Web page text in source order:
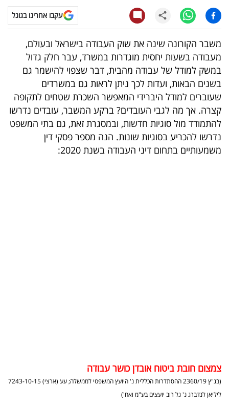
טלוויזיה
עסקי
ספורט
קריירה
ולימודים
מינויים
רייטינג
40
UNDER
עקבו אחרינו בגוגל
משבר הקורונה שינה את שוק העבודה בישראל ובעולם,
מעבודה בשעות יחסית מוגדרות במשרד, עבר חלק גדול
במשק למודל של עבודה מהבית, דבר שצפוי להישמר גם
בשנים הבאות, ועדות לכך ניתן לראות גם במשרדים
שעוברים למודל היברידי המאפשר השכרת שטחים לתקופה
קצרה. אך מה לגבי העובדים? ברקע המשבר, עובדים נדרשו
להתמודד מול סוגיות חדשות, ובמסגרת זאת, גם בתי המשפט
נדרשו להכריע בסוגיות שונות. הנה מספר פסקי דין
משמעותיים בתחום דיני העבודה בשנת 2020:
צמצום חובת ביטוח אובדן כושר עבודה
(בג"ץ 2360/19 ההסתדרות הכללית נ' היועץ המשפטי לממשלה; עע (ארצי) 7243-10-15
ליליאן לנדברג נ' גל רוב יועצים בע"מ ואח')